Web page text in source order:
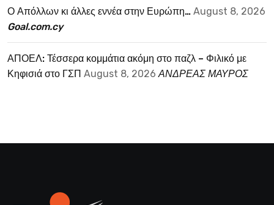
Ο Απόλλων κι άλλες εννέα στην Ευρώπη… August 8, 2026
Goal.com.cy
ΑΠΟΕΛ: Τέσσερα κομμάτια ακόμη στο παζλ – Φιλικό με
Κηφισιά στο ΓΣΠ August 8, 2026 ΑΝΔΡΕΑΣ ΜΑΥΡΟΣ